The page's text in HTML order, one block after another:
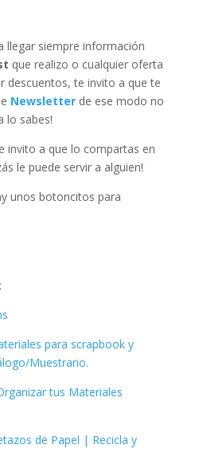
llegar siempre información
que realizo o cualquier oferta
descuentos, te invito a que te
Newsletterde ese modo no
lo sabes!
invito a que lo compartas en
le puede servir a alguien!
unos botoncitos para
para scrapbook y
Muestrario.
tus Materiales
de Papel | Recicla y